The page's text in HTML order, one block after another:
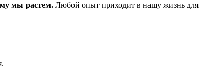
мы растем. Любой опыт приходит в нашу жизнь для